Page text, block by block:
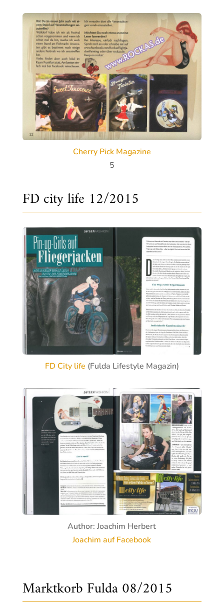
Cherry Pick Magazine
5
FD city life 12/2015
FD City life (Fulda Lifestyle Magazin)
Author: Joachim Herbert
Joachim auf Facebook
Marktkorb Fulda 08/2015